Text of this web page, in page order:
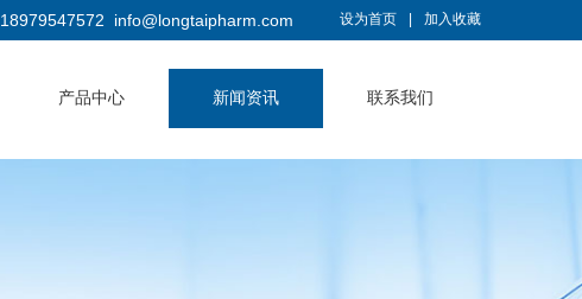
设为首页 加入收藏
18979547572 info@longtaipharm.com
产品中心 新闻资讯 联系我们